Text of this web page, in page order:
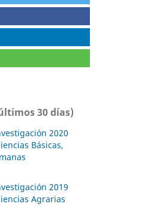
30 días)
2020
Básicas,
2019
Agrarias